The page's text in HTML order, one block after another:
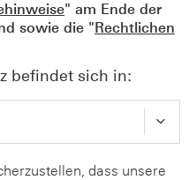
" am Ende der
sowie die "Rechtlichen
befindet sich in:
dass unsere